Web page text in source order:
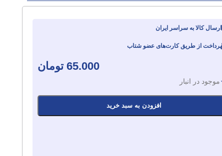
ارسال کالا به سراسر ایران
پرداخت از طریق کارت‌های عضو شتاب
65.000 تومان
موجود در انبار
افزودن به سبد خرید